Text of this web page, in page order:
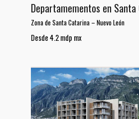
Departamementos en
Zona de Santa Catarina – Nuevo León
Desde 4.2 mdp mx